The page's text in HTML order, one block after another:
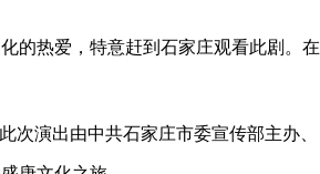
的热爱，特意赶到石家庄观看此剧。在
次演出由中共石家庄市委宣传部主办、